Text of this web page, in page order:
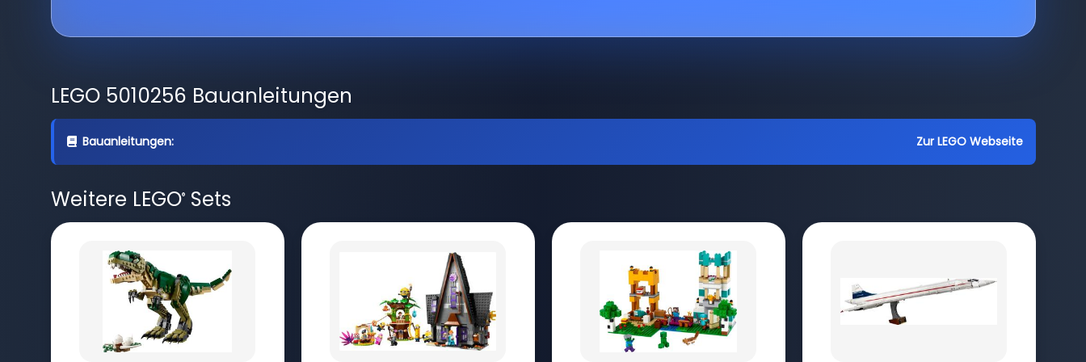
LEGO 5010256 Bauanleitungen
Bauanleitungen: Zur LEGO Webseite
Weitere LEGO®Sets